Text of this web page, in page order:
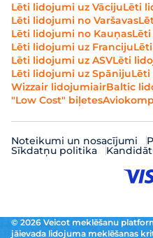
Lēti lidojumi uz VācijuLēti
Lēti lidojumi no Varšavas
Lēti lidojumi no Kauņas
Lēti lidojumi uz Franciju
Lēti lidojumi uz ASVLēti
Lēti lidojumi uz Spāniju
Wizzair lidojumiairBaltic
"Low Cost" biļetes
Noteikumi un nosacījumi
Sīkdatņu politika
© 2026 Veicot meklēšanu
jāievada lidojuma meklēšanas